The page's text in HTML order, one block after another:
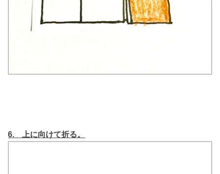
6. 上に向けて折る。